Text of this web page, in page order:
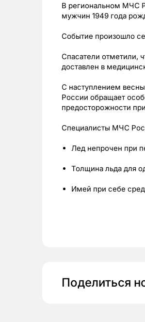
В региональном МЧС
мужчин 1949 года
Событие произошло
Спасатели отметили,
доставлен в
С наступлением
России обращает
предосторожности
Специалисты МЧС
Лед непрочен при
Толщина льда для
Имей при себе
Поделиться